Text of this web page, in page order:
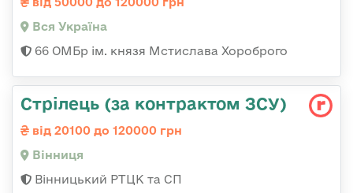
Вся Україна
66 ОМБр ім. князя Мстислава Хороброго
Стрілець (за контрактом ЗСУ)
від 20100 до 120000 грн
Вінниця
Вінницький РТЦК та СП